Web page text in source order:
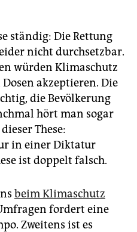
ständig: Die Rettung
nicht durchsetzbar.
würden Klimaschutz
akzeptieren. Die
die Bevölkerung
hört man sogar
These:
in einer Diktatur
ist doppelt falsch.
beim Klimaschutz
fordert eine
Zweitens ist es